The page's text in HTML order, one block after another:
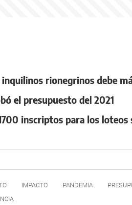
rionegrinos debe
el presupuesto del 2021
inscriptos para los loteos
IMPACTO PANDEMIA